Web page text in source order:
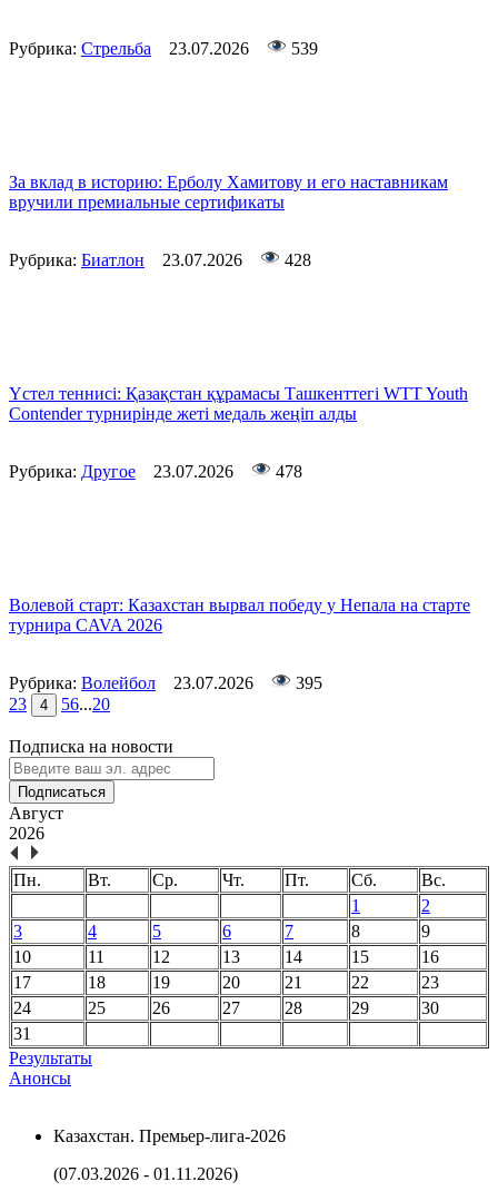
Рубрика: Стрельба 23.07.2026 539
За вклад в историю: Ерболу Хамитову и его наставникам
вручили премиальные сертификаты
Рубрика: Биатлон 23.07.2026 428
Үстел теннисі: Қазақстан құрамасы Ташкенттегі WTT Youth
Contender турнирінде жеті медаль жеңіп алды
Рубрика: Другое 23.07.2026 478
Волевой старт: Казахстан вырвал победу у Непала на старте
турнира CAVA 2026
Рубрика: Волейбол 23.07.2026
395
23 4 56...20
Подписка на новости
Подписаться
Август
2026
Пн. Вт. Ср. Чт. Пт. Сб.
Вс.
1
2
3
4 5 6 7 8
9
10
11 12 13 14 15
16
17
18 19 20 21 22
23
24
25 26 27 28 29
30
31
Результаты
Анонсы
Казахстан. Премьер-лига-2026
(07.03.2026 - 01.11.2026)